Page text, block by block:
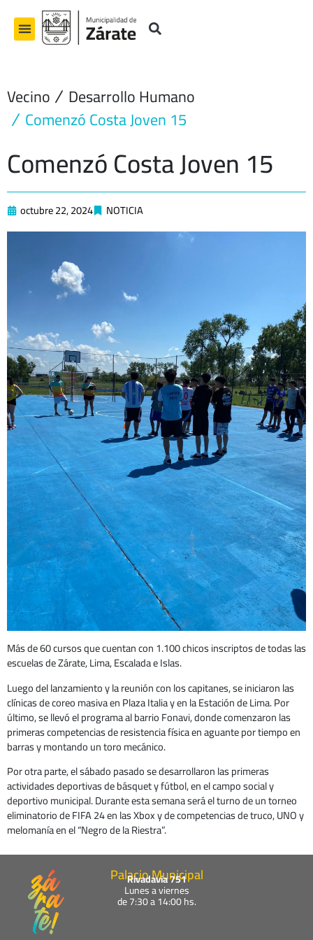
contenido
Vecino Desarrollo Humano
Comenzó Costa Joven 15
Comenzó Costa Joven 15
octubre 22, 2024 NOTICIA
Más de 60 cursos que cuentan con 1.100 chicos inscriptos de todas las
escuelas de Zárate, Lima, Escalada e Islas.
Luego del lanzamiento y la reunión con los capitanes, se iniciaron las
clínicas de coreo masiva en Plaza Italia y en la Estación de Lima. Por
último, se llevó el programa al barrio Fonavi, donde comenzaron las
primeras competencias de resistencia física en aguante por tiempo en
barras y montando un toro mecánico.
Por otra parte, el sábado pasado se desarrollaron las primeras
actividades deportivas de básquet y fútbol, en el campo social y
deportivo municipal. Durante esta semana será el turno de un torneo
eliminatorio de FIFA 24 en las Xbox y de competencias de truco, UNO y
melomanía en el “Negro de la Riestra”.
Palacio Municipal
Rivadavia 751
Lunes a viernes
de 7:30 a 14:00 hs.